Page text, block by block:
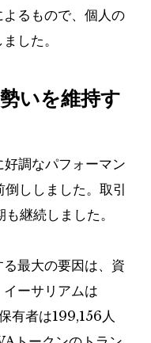
るもので、個人の
した。
いを維持す
調なパフォーマン
ししました。取引
継続しました。
最大の要因は、資
ーサリアムは
有者は199,156人